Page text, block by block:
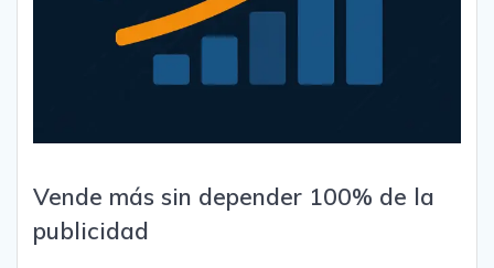
Vende más sin depender 100% de la
publicidad